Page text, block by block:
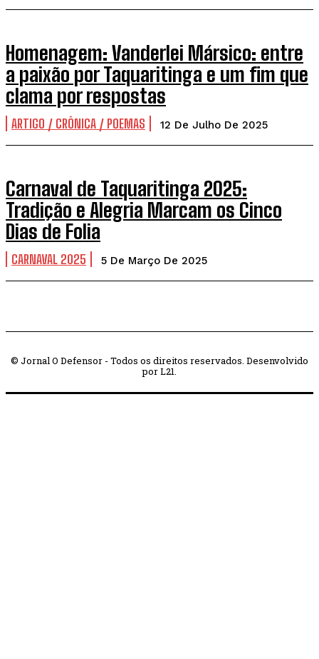
Homenagem: Vanderlei Mársico: entre
a paixão por Taquaritinga e um fim que
clama por respostas
ARTIGO / CRÔNICA / POEMAS 12 De Julho De 2025
Carnaval de Taquaritinga 2025:
Tradição e Alegria Marcam os Cinco
Dias de Folia
CARNAVAL 2025 5 De Março De 2025
© Jornal O Defensor - Todos os direitos reservados. Desenvolvido
por L21.